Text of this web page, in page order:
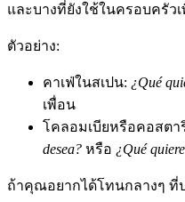
และบางที่ยังใช้ในครอบครัว
ตัวอย่าง:
คาเฟ่ในสเปน: ¿Qué
เพื่อน
โคลอมเบียหรือคอสต
desea? หรือ ¿Qué
ถ้าคุณอยากได้โทนกลางๆ ที่